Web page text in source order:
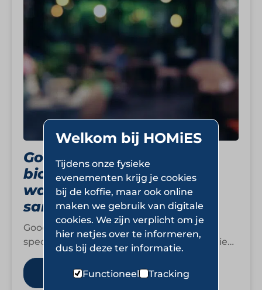
Good Food For You:
biologische speciaalzaak
waar smaak en herkomst
samenkomen
Good Food For You positioneert zich als
speciaalzaak voor biologische en kwalitatieve
producten waarin smaak, herkomst en
puurheid centraal staan.…
Lees meer
Welkom bij HOMiES
Tijdens onze fysieke
evenementen krijg je cookies
bij de koffie, maar ook online
maken we gebruik van digitale
cookies. We zijn verplicht om je
hier netjes over te informeren,
dus bij deze ter informatie.
Functioneel Tracking